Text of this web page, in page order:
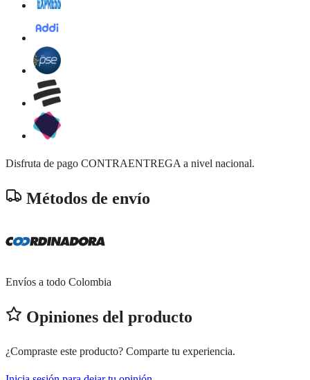
Disfruta de pago CONTRAENTREGA a nivel nacional.
Métodos de envío
Envíos a todo Colombia
Opiniones del producto
¿Compraste este producto? Comparte tu experiencia.